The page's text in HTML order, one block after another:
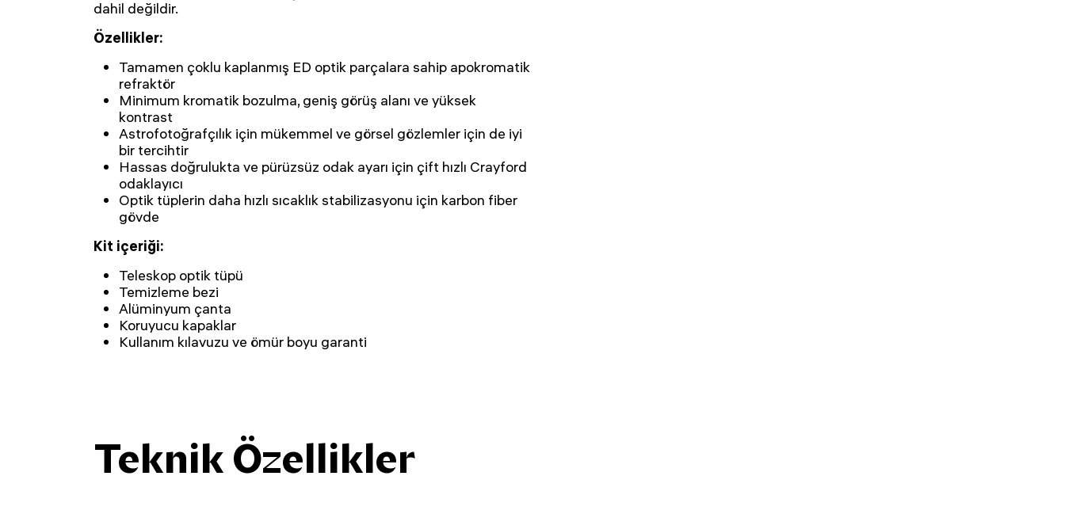
dahil değildir.
Özellikler:
Tamamen çoklu kaplanmış ED optik parçalara sahip apokromatik
refraktör
Minimum kromatik bozulma, geniş görüş alanı ve yüksek
kontrast
Astrofotoğrafçılık için mükemmel ve görsel gözlemler için de iyi
bir tercihtir
Hassas doğrulukta ve pürüzsüz odak ayarı için çift hızlı Crayford
odaklayıcı
Optik tüplerin daha hızlı sıcaklık stabilizasyonu için karbon fiber
gövde
Kit içeriği:
Teleskop optik tüpü
Temizleme bezi
Alüminyum çanta
Koruyucu kapaklar
Kullanım kılavuzu ve ömür boyu garanti
Teknik Özellikler